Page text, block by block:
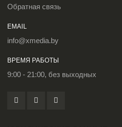
Обратная связь
EMAIL
info@xmedia.by
ВРЕМЯ РАБОТЫ
9:00 - 21:00, без выходных